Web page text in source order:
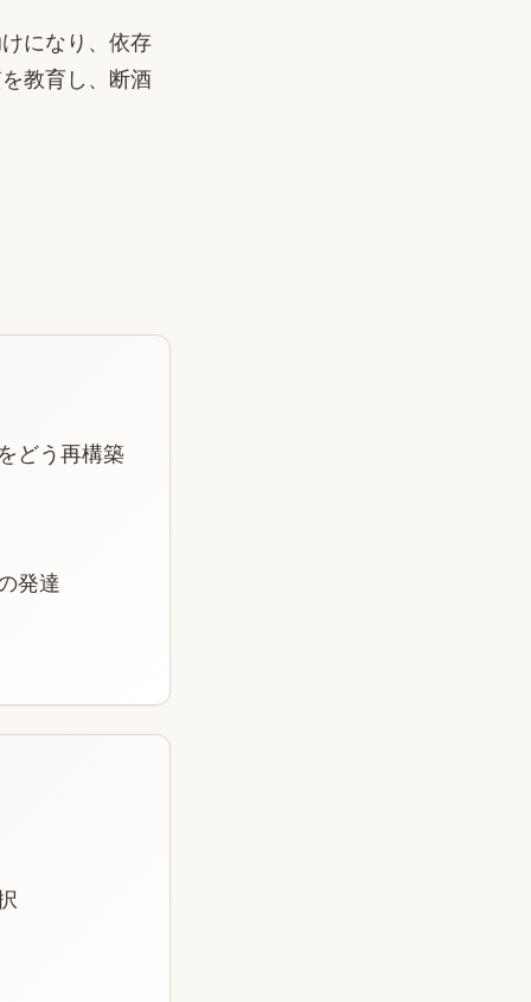
になり、依存
教育し、断酒
どう再構築
発達